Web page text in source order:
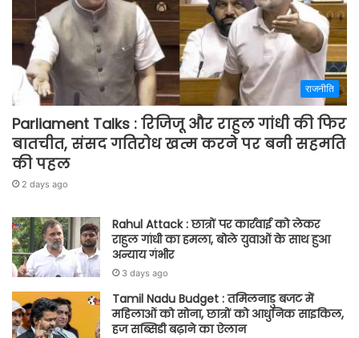
राजनीति
Parliament Talks : रिजिजू और राहुल गांधी की फिर
बातचीत, संसद गतिरोध खत्म करने पर बनी सहमति
की पहल
2 days ago
Rahul Attack : छात्रों पर कार्रवाई को लेकर
राहुल गांधी का हमला, बोले युवाओं के साथ हुआ
अन्याय गंभीर
3 days ago
Tamil Nadu Budget : तमिलनाडु बजट में
महिलाओं को सोना, छात्रों को आधुनिक साइकिल,
हज सब्सिडी बढ़ाने का ऐलान